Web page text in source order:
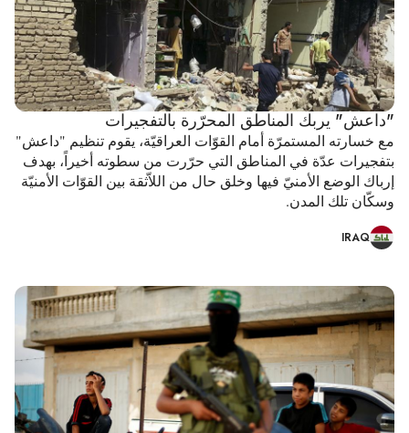
"داعش" يربك المناطق المحرّرة بالتفجيرات
مع خسارته المستمرّة أمام القوّات العراقيّة، يقوم تنظيم "داعش"
بتفجيرات عدّة في المناطق التي حرّرت من سطوته أخيراً، بهدف
إرباك الوضع الأمنيّ فيها وخلق حال من اللاّثقة بين القوّات الأمنيّة
وسكّان تلك المدن.
IRAQ